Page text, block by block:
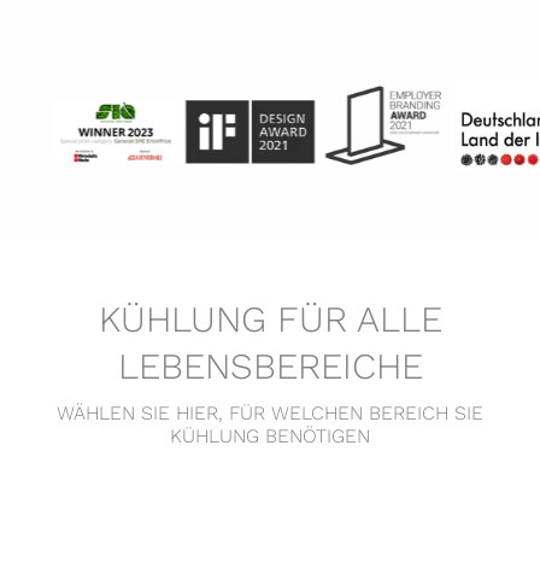
KÜHLUNG FÜR ALLE
LEBENSBEREICHE
WÄHLEN SIE HIER, FÜR WELCHEN BEREICH SIE
KÜHLUNG BENÖTIGEN